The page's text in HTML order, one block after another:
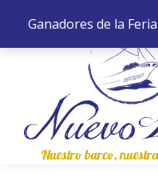
Ganadores de la